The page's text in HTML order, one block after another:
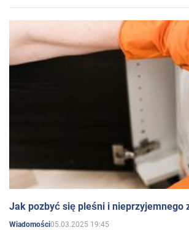
Jak pozbyć się pleśni i nieprzyjemnego
Wiadomości05.03.2025 19:45